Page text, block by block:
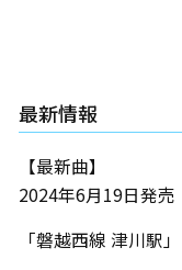
最新情報
【最新曲】
2024年6月19日発売
「磐越西線 津川駅」